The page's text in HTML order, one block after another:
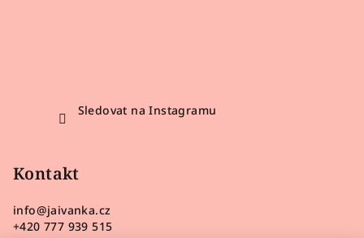
Sledovat na Instagramu
Kontakt
info@jaivanka.cz
+420 777 939 515